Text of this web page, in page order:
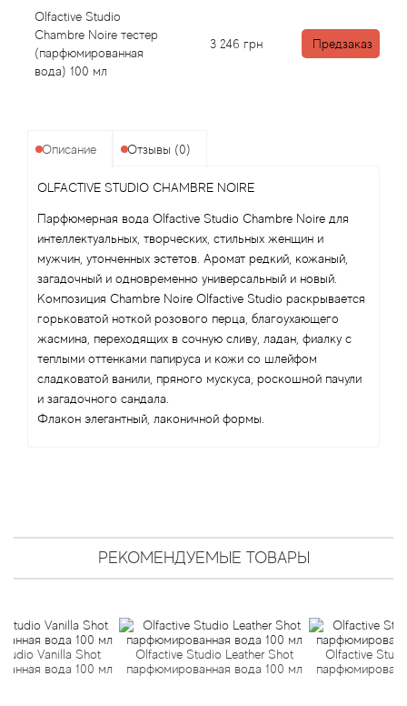
Olfactive Studio
Chambre Noire тестер
(парфюмированная
вода) 100 мл
3 246 грн Предзаказ
Описание Отзывы (0)
OLFACTIVE STUDIO CHAMBRE NOIRE
Парфюмерная вода Olfactive Studio Chambre Noire для
интеллектуальных, творческих, стильных женщин и
мужчин, утонченных эстетов. Аромат редкий, кожаный,
загадочный и одновременно универсальный и новый.
Композиция Chambre Noire Olfactive Studio раскрывается
горьковатой ноткой розового перца, благоухающего
жасмина, переходящих в сочную сливу, ладан, фиалку с
теплыми оттенками папируса и кожи со шлейфом
сладковатой ванили, пряного мускуса, роскошной пачули
и загадочного сандала.
Флакон элегантный, лаконичной формы.
РЕКОМЕНДУЕМЫЕ ТОВАРЫ
Shot
100 мл
Olfactive Studio Leather Shot
парфюмированная вода 100 мл
Olfactive Studio
парфюмированная
Alyson Oldoini
Alyssa Ashley
Amouroud
Andre L'Arom
Angel Schlesser
Anima Mundi
Antonia's Flowers
Antonio Banderas
Antonio Puig